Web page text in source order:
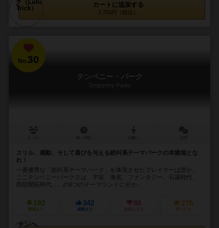
カートに追加する
2,750円（税込）
No.30
テンペニー・パーク
Tenpenny Parks
スリル、感動、そして喜びを与える絶叫系テーマパークの本拠地とな
れ！
一番優秀な「絶叫系テーマパーク」を体現させたプレイヤーは誰か。
ここテンペニーパークスは、宇宙、海底、ファンタジー、石器時代、
西部開拓時代……の6つのテーマランドに分か...
193
興味あり
342
経験あり
86
お気に入り
275
持ってる